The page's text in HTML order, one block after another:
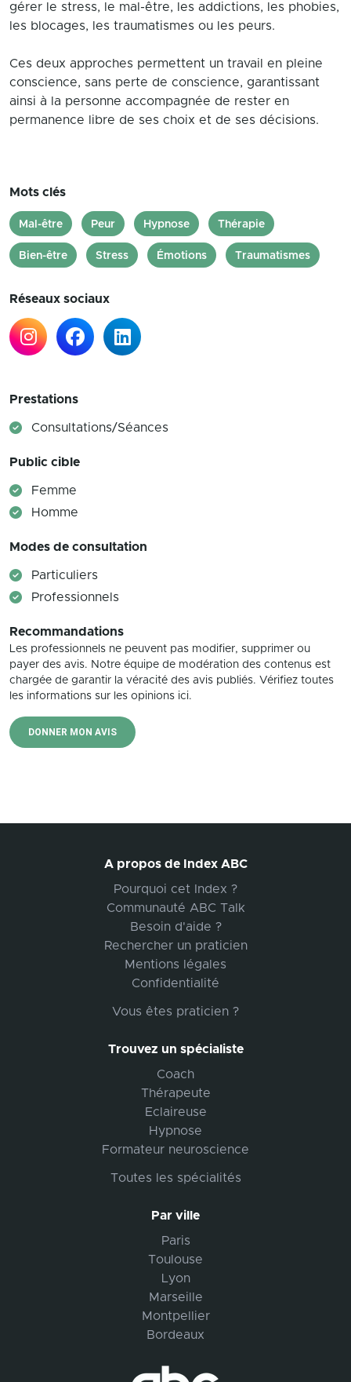
gérer le stress, le mal-être, les addictions, les phobies,
les blocages, les traumatismes ou les peurs.
Ces deux approches permettent un travail en pleine
conscience, sans perte de conscience, garantissant
ainsi à la personne accompagnée de rester en
permanence libre de ses choix et de ses décisions.
Mots clés
Mal-être Peur Hypnose Thérapie
Bien-être Stress Émotions Traumatismes
Réseaux sociaux
Prestations
Consultations/Séances
Public cible
Femme
Homme
Modes de consultation
Particuliers
Professionnels
Recommandations
Les professionnels ne peuvent pas modifier, supprimer ou
payer des avis. Notre équipe de modération des contenus est
chargée de garantir la véracité des avis publiés. Vérifiez toutes
les informations sur les opinions ici.
DONNER MON AVIS
A propos de Index ABC
Pourquoi cet Index ?
Communauté ABC Talk
Besoin d'aide ?
Rechercher un praticien
Mentions légales
Confidentialité
Vous êtes praticien ?
Trouvez un spécialiste
Coach
Thérapeute
Eclaireuse
Hypnose
Formateur neuroscience
Toutes les spécialités
Par ville
Paris
Toulouse
Lyon
Marseille
Montpellier
Bordeaux